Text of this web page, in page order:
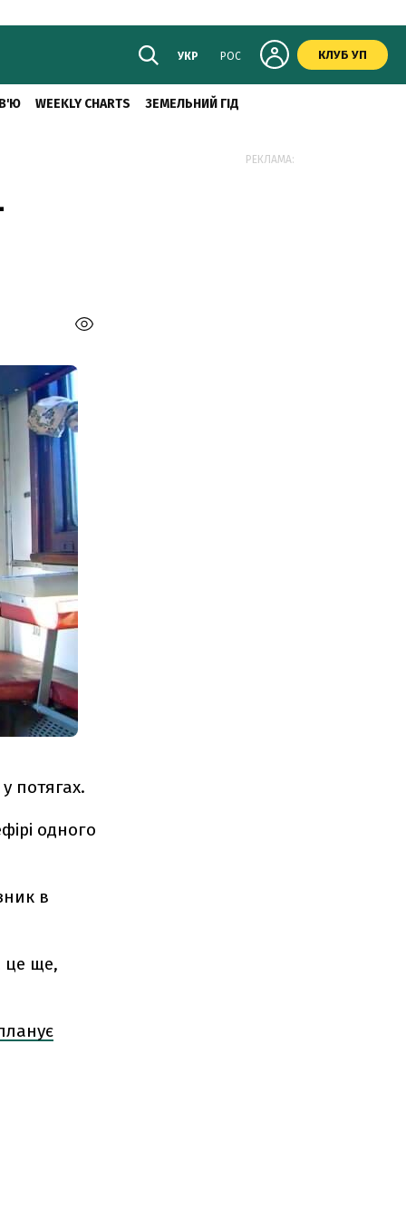
УКР РОС КЛУБ УП
WEEKLY CHARTS ЗЕМЕЛЬНИЙ ГІД
потягах.
одного
в
це ще,
РЕКЛАМА: